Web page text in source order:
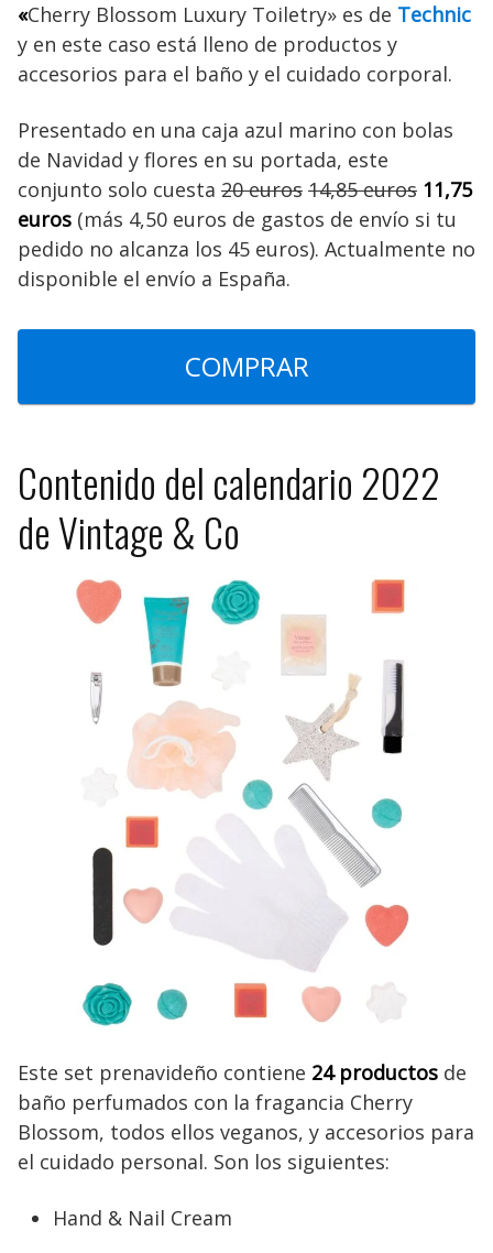
«Cherry Blossom Luxury Toiletry» es de Technic
y en este caso está lleno de productos y
accesorios para el baño y el cuidado corporal.
Presentado en una caja azul marino con bolas
de Navidad y flores en su portada, este
conjunto solo cuesta 20 euros 14,85 euros 11,75
euros (más 4,50 euros de gastos de envío si tu
pedido no alcanza los 45 euros). Actualmente no
disponible el envío a España.
COMPRAR
Contenido del calendario 2022
de Vintage & Co
Este set prenavideño contiene 24 productos de
baño perfumados con la fragancia Cherry
Blossom, todos ellos veganos, y accesorios para
el cuidado personal. Son los siguientes:
Hand & Nail Cream